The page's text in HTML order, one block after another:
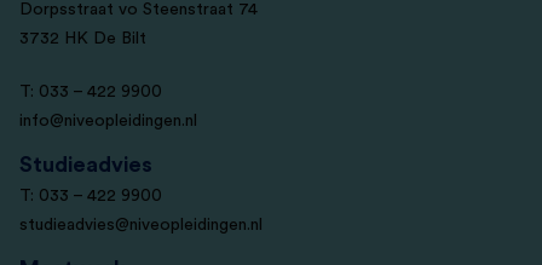
Dorpsstraat vo Steenstraat 74
3732 HK De Bilt
T: 033 – 422 9900
info@niveopleidingen.nl
Studieadvies
T: 033 – 422 9900
studieadvies@niveopleidingen.nl